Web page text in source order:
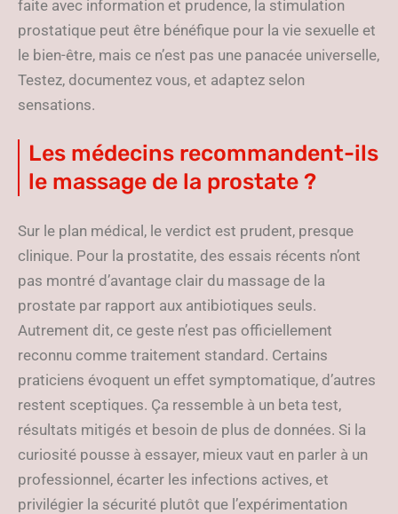
faite avec information et prudence, la stimulation
prostatique peut être bénéfique pour la vie sexuelle et
le bien-être, mais ce n’est pas une panacée universelle,
Testez, documentez vous, et adaptez selon
sensations.
Les médecins recommandent-ils
le massage de la prostate ?
Sur le plan médical, le verdict est prudent, presque
clinique. Pour la prostatite, des essais récents n’ont
pas montré d’avantage clair du massage de la
prostate par rapport aux antibiotiques seuls.
Autrement dit, ce geste n’est pas officiellement
reconnu comme traitement standard. Certains
praticiens évoquent un effet symptomatique, d’autres
restent sceptiques. Ça ressemble à un beta test,
résultats mitigés et besoin de plus de données. Si la
curiosité pousse à essayer, mieux vaut en parler à un
professionnel, écarter les infections actives, et
privilégier la sécurité plutôt que l’expérimentation